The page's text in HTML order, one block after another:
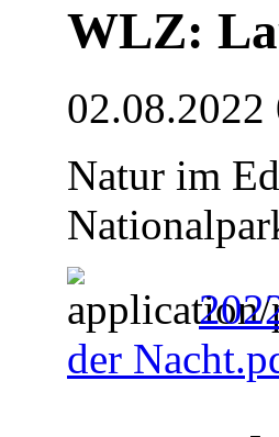
WLZ:
02.08.2022
Natur im
der